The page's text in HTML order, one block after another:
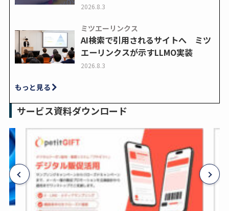
2026.8.3
ミツエーリンクス
AI検索で引用されるサイトへ ミツ
エーリンクスが示すLLMO実装
2026.8.3
もっと見る
サービス資料ダウンロード